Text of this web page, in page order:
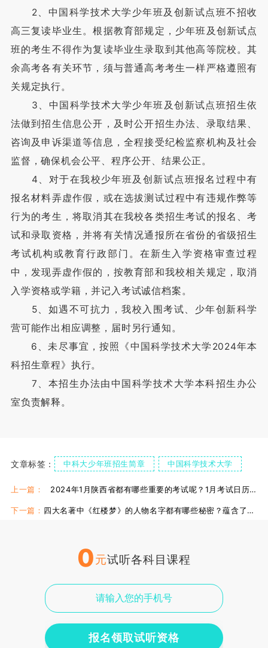
2、中国科学技术大学少年班及创新试点班不招收
高三复读毕业生。根据教育部规定，少年班及创新试点
班的考生不得作为复读毕业生录取到其他高等院校。其
余高考各有关环节，须与普通高考考生一样严格遵照有
关规定执行。
3、中国科学技术大学少年班及创新试点班招生依
法做到招生信息公开，及时公开招生办法、录取结果、
咨询及申诉渠道等信息，全程接受纪检监察机构及社会
监督，确保机会公平、程序公开、结果公正。
4、对于在我校少年班及创新试点班报名过程中有
报名材料弄虚作假，或在选拔测试过程中有违规作弊等
行为的考生，将取消其在我校各类招生考试的报名、考
试和录取资格，并将有关情况通报所在省份的省级招生
考试机构或教育行政部门。在新生入学资格审查过程
中，发现弄虚作假的，按教育部和我校相关规定，取消
入学资格或学籍，并记入考试诚信档案。
5、如遇不可抗力，我校入围考试、少年创新科学
营可能作出相应调整，届时另行通知。
6、未尽事宜，按照《中国科学技术大学2024年本
科招生章程》执行。
7、本招生办法由中国科学技术大学本科招生办公
室负责解释。
文章标签： 中科大少年班招生简章 中国科学技术大学
科学技术大学少年班
上一篇： 2024年1月陕西省都有哪些重要的考试呢？1月考试日历来了！
下一篇： 四大名著中《红楼梦》的人物名字都有哪些秘密？蕴含了哪些作者的暗示呢？
0元试听各科目课程
报名领取试听资格